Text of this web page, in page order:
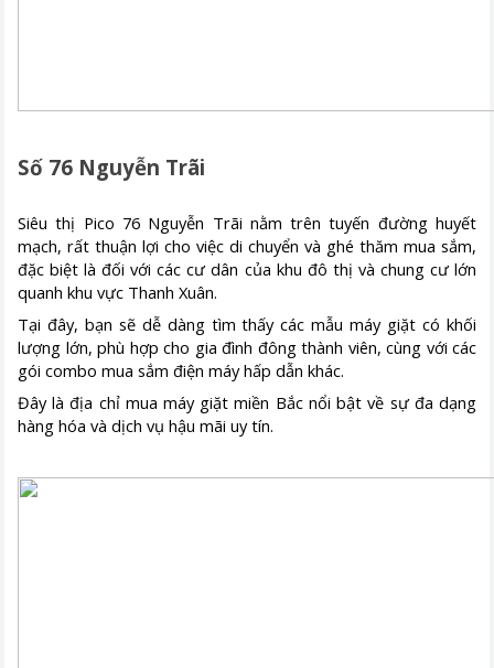
Số 76 Nguyễn Trãi
Siêu thị Pico 76 Nguyễn Trãi nằm trên tuyến đường huyết
mạch, rất thuận lợi cho việc di chuyển và ghé thăm mua sắm,
đặc biệt là đối với các cư dân của khu đô thị và chung cư lớn
quanh khu vực Thanh Xuân.
Tại đây, bạn sẽ dễ dàng tìm thấy các mẫu máy giặt có khối
lượng lớn, phù hợp cho gia đình đông thành viên, cùng với các
gói combo mua sắm điện máy hấp dẫn khác.
Đây là địa chỉ mua máy giặt miền Bắc nổi bật về sự đa dạng
hàng hóa và dịch vụ hậu mãi uy tín.